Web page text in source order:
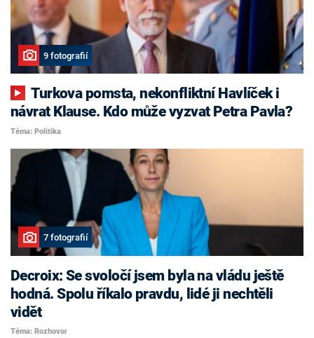
9 fotografií
Turkova pomsta, nekonfliktní Havlíček i
návrat Klause. Kdo může vyzvat Petra Pavla?
Téma: Politika
7 fotografií
Decroix: Se svoločí jsem byla na vládu ještě
hodná. Spolu říkalo pravdu, lidé ji nechtěli
vidět
Téma: Rozhovor